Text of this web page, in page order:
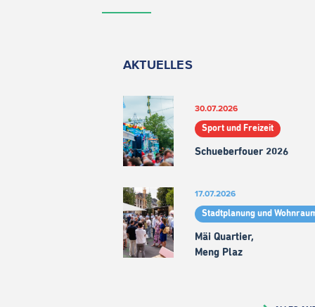
AKTUELLES
30.07.2026
Sport und Freizeit
Schueberfouer 2026
17.07.2026
Stadtplanung und
Mäi Quartier,
Meng Plaz